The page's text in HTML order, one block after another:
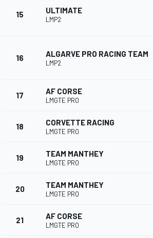
AUTRES CHAMPIONNATS
15 ULTIMATE
LMP2
16 ALGARVE PRO RACING TEAM
LMP2
17 AF CORSE
LMGTE PRO
18 CORVETTE RACING
LMGTE PRO
19 TEAM MANTHEY
LMGTE PRO
20 TEAM MANTHEY
LMGTE PRO
21 AF CORSE
LMGTE PRO